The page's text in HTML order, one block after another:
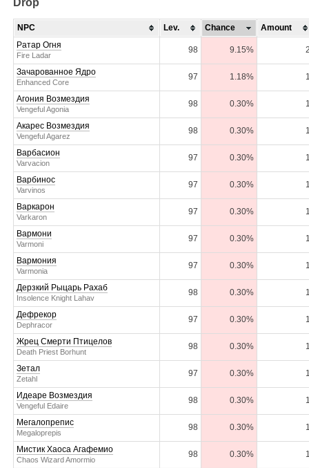
Drop
NPC Lev. Chance
Amount
Ратар Огня
Fire Ladar
98 9.15%
Зачарованное Ядро
Enhanced Core
97 1.18%
Агония Возмездия
Vengeful Agonia
98 0.30%
Акарес Возмездия
Vengeful Agarez
98 0.30%
Варбасион
Varvacion
97 0.30%
Варбинос
Varvinos
97 0.30%
Варкарон
Varkaron
97 0.30%
Вармони
Varmoni
97 0.30%
Вармония
Varmonia
97 0.30%
Дерзкий Рыцарь Рахаб
Insolence Knight Lahav
98 0.30%
Дефрекор
Dephracor
97 0.30%
Жрец Смерти Птицелов
Death Priest Borhunt
98 0.30%
Зетал
Zetahl
97 0.30%
Идеаре Возмездия
Vengeful Edaire
98 0.30%
Мегалопрепис
Megaloprepis
98 0.30%
Мистик Хаоса Агафемио
Chaos Wizard Amormio
98 0.30%